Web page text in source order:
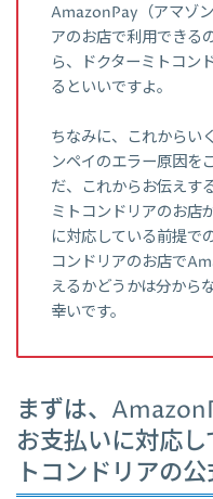
AmazonPay（アマゾ
アのお店で利用できる
ら、ドクターミトコン
るといいですよ。
ちなみに、これからい
ンペイのエラー原因を
だ、これからお伝えす
ミトコンドリアのお店
に対応している前提で
コンドリアのお店で
えるかどうかは分から
幸いです。
まずは、
お支払いに対応
トコンドリアの